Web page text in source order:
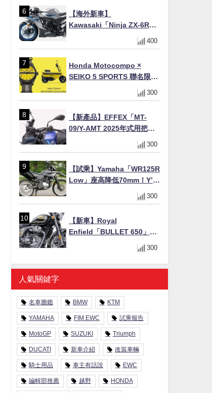
【海外新車】
Kawasaki「Ninja ZX-6R」
2027年式北美發表！636cc
四缸×銀河銀/暮光藍新色
美元起
400
Honda Motocompo ×
SEIKO 5 SPORTS 聯名限量
錶登場！重現黃色車身、油
箱開關等經典設計
300
【新產品】EFFEX「MT-
09/Y-AMT 2025年式用把手
Easy Fit Bar Plus」！高
7mm後移16mm直上×三色×
300
【試乘】Yamaha「WR125R
Low」座高降低70mm！Y’s
Gear低座高座墊×低座高連桿
×腳踏著地感大幅改善，越野
300
【新車】Royal
Enfield「BULLET 650」8
月27日日本發售（98萬日圓
～）！648cc空冷並列雙缸×
虎眼指示燈×砲筒黑/戰艦藍兩
300
人氣關鍵字
名車圖鑑 BMW KTM
YAMAHA FIM EWC 試乘報告
MotoGP SUZUKI Triumph
DUCATI 新車介紹 改裝車輛
騎士用品 車主有話說 EWC
編輯部推薦 越野 HONDA